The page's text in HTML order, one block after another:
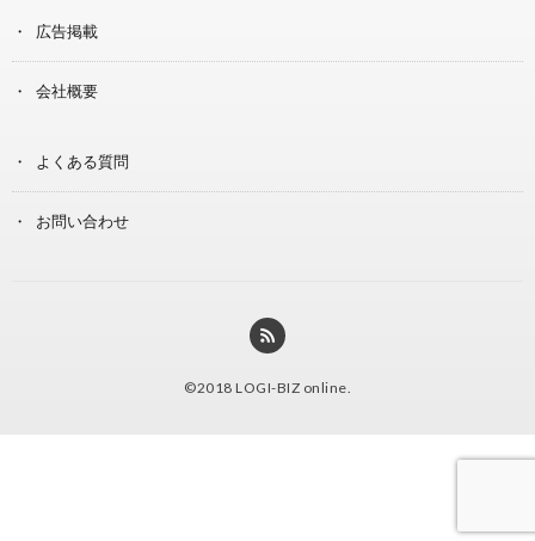
広告掲載
会社概要
よくある質問
お問い合わせ
©2018 LOGI-BIZ online